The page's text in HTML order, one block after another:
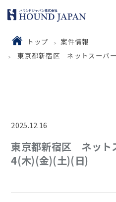
トップ
案件情報
東京都新宿区 ネットスーパ
2025.12.16
東京都新宿区 ネット
4(木)(金)(土)(日)